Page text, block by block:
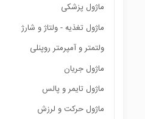
ماژول پزشکی
ماژول تغذیه - ولتاژ و شارژ
ولتمتر و آمپرمتر روپنلی
ماژول جریان
ماژول تایمر و پالس
ماژول حرکت و لرزش